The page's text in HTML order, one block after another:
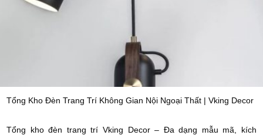
Tổng Kho Đèn Trang Trí Không Gian Nội Ngoại Thất | Vking Decor
Tổng kho đèn trang trí Vking Decor – Đa dạng mẫu mã, kích